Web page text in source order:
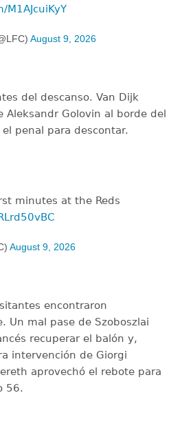
August 9, 2026
del descanso. Van Dijk
Aleksandr Golovin al borde del
penal para descontar.
minutes at the Reds
August 9, 2026
encontraron
Un mal pase de Szoboszlai
recuperar el balón y,
intervención de Giorgi
aprovechó el rebote para
56.